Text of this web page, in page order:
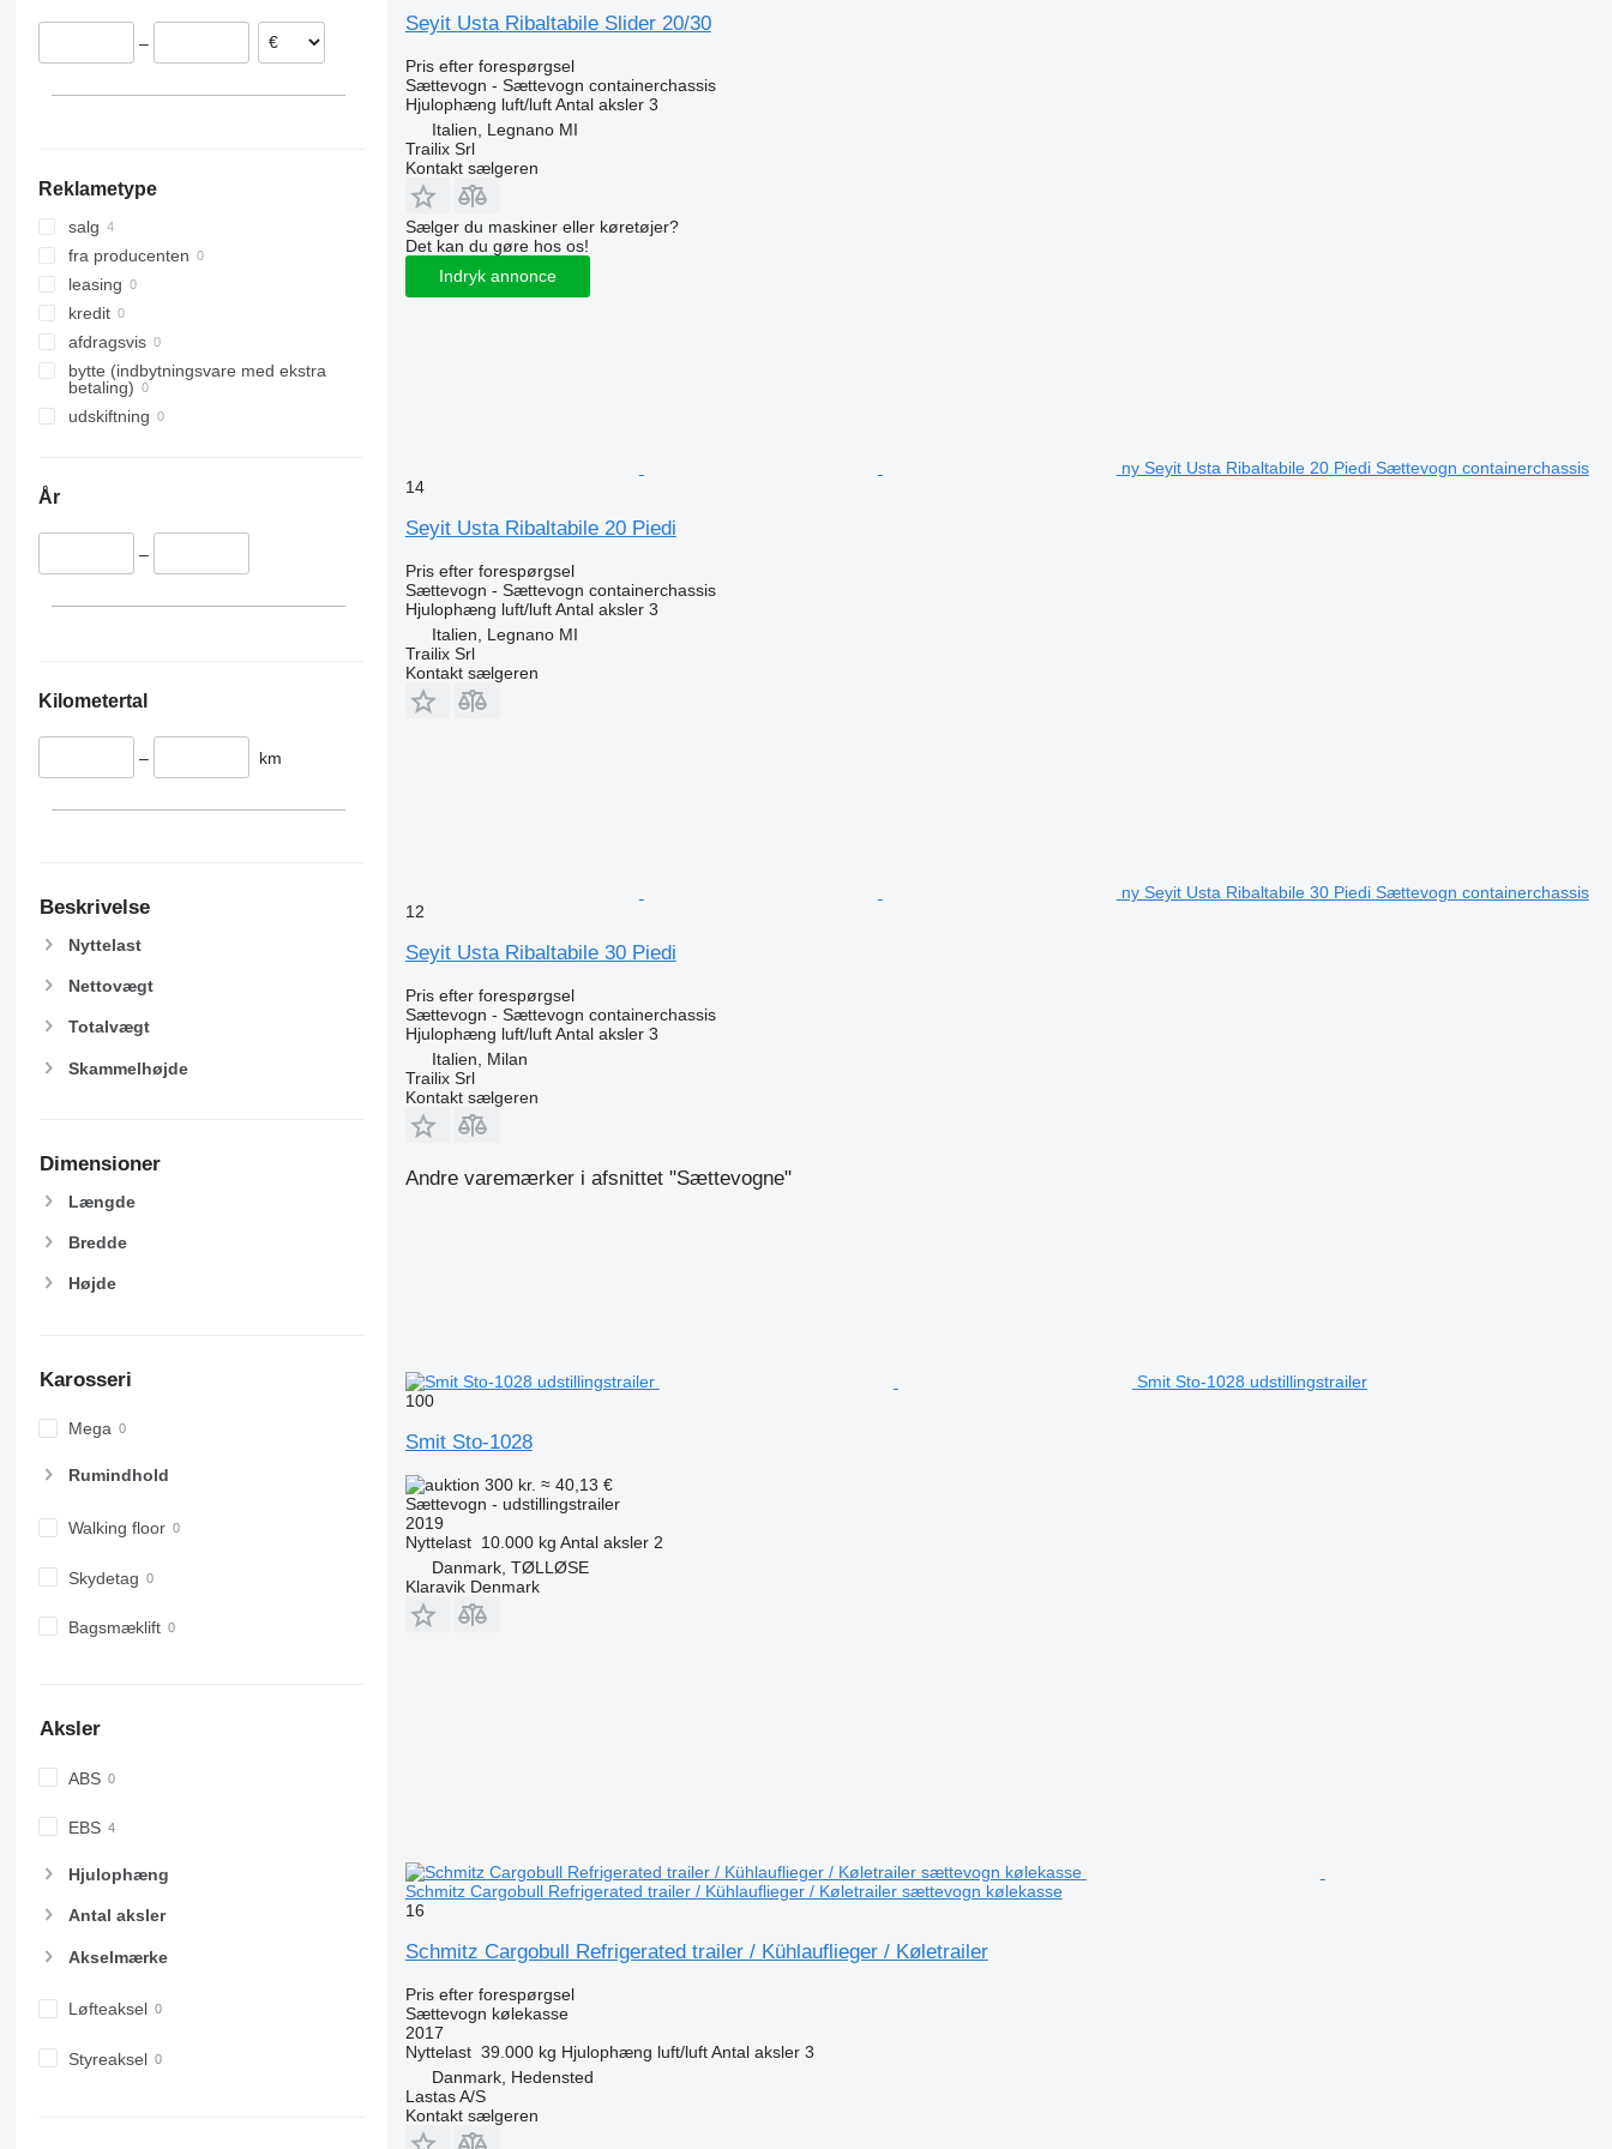
–
Reklametype
salg
fra producenten
leasing
kredit
afdragsvis
bytte (indbytningsvare med ekstra
betaling)
udskiftning
År
–
Kilometertal
– km
Beskrivelse
Nyttelast
Nettovægt
Totalvægt
Skammelhøjde
Dimensioner
Længde
Bredde
Højde
Karosseri
Mega
Rumindhold
Walking floor
Skydetag
Bagsmæklift
Aksler
ABS
EBS
Hjulophæng
Antal aksler
Akselmærke
Løfteaksel
Styreaksel
Seyit Usta Ribaltabile Slider 20/30
Pris efter forespørgsel
Sættevogn - Sættevogn containerchassis
Hjulophæng luft/luft Antal aksler 3
Italien, Legnano MI
Trailix Srl
Kontakt sælgeren
Sælger du maskiner eller køretøjer?
Det kan du gøre hos os!
Indryk annonce
ny Seyit Usta Ribaltabile 20 Piedi Sættevogn containerchassis
14
Seyit Usta Ribaltabile 20 Piedi
Pris efter forespørgsel
Sættevogn - Sættevogn containerchassis
Hjulophæng luft/luft Antal aksler 3
Italien, Legnano MI
Trailix Srl
Kontakt sælgeren
ny Seyit Usta Ribaltabile 30 Piedi Sættevogn containerchassis
12
Seyit Usta Ribaltabile 30 Piedi
Pris efter forespørgsel
Sættevogn - Sættevogn containerchassis
Hjulophæng luft/luft Antal aksler 3
Italien, Milan
Trailix Srl
Kontakt sælgeren
Andre varemærker i afsnittet "Sættevogne"
Smit Sto-1028 udstillingstrailer
100
Smit Sto-1028
300 kr. ≈ 40,13 €
Sættevogn - udstillingstrailer
2019
Nyttelast 10.000 kg Antal aksler 2
Danmark, TØLLØSE
Klaravik Denmark
Schmitz Cargobull Refrigerated trailer / Kühlauflieger / Køletrailer sættevogn kølekasse
16
Schmitz Cargobull Refrigerated trailer / Kühlauflieger / Køletrailer
Pris efter forespørgsel
Sættevogn kølekasse
2017
Nyttelast 39.000 kg Hjulophæng luft/luft Antal aksler 3
Danmark, Hedensted
Lastas A/S
Kontakt sælgeren